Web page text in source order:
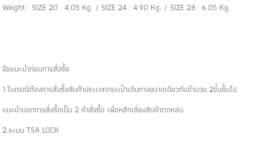
Weight : SIZE 20 : 4.05 Kg. / SIZE 24 : 4.90 Kg. / SIZE 28 : 6.05 Kg.
ข้อแนะนำก่อนการสั่งซื้อ
1.ในกรณีต้องการสั่งซื้อสินค้าประเภทกระเป๋าเดินทางขนาดเดียวกันจำนวน 2ชิ้นขึ้นไป
แนะนำแยกการสั่งซื้อเป็น 2 คำสั่งซื้อ เพื่อหลีกเลี่ยงสินค้าตกหล่น
2.ระบบ TSA LOCK